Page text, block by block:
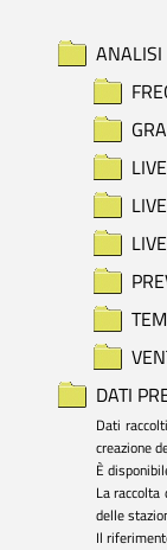
DATI
Dati
creazione
È
La
delle
Il